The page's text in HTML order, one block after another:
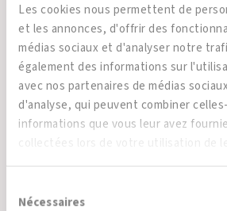
Les cookies nous permettent de
et les annonces, d'offrir des
médias sociaux et d'analyser notre
également des informations sur
avec nos partenaires de médias
d'analyse, qui peuvent combiner
informations que vous leur avez
Nécessaires
L'attention du monde médical
focalise sur une chose:
précisément sur les millards de
coloniset. Au fur et à medure
recherches sur le microbiome, il
jouent un rôle central dans
l'apparition (et donc le